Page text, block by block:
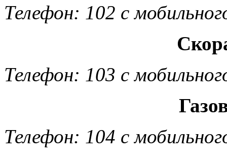
Телефон: 102 с
Телефон: 103 с
Телефон: 104 с